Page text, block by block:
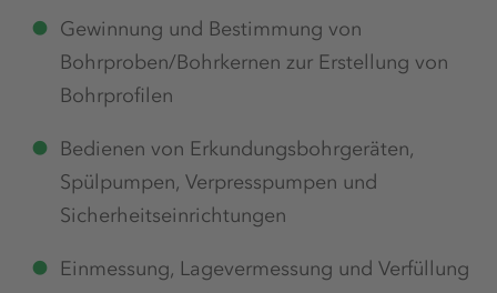
Gewinnung und Bestimmung von
Bohrproben/Bohrkernen zur Erstellung von
Bohrprofilen
Bedienen von Erkundungsbohrgeräten,
Spülpumpen, Verpresspumpen und
Sicherheitseinrichtungen
Einmessung, Lagevermessung und Verfüllung